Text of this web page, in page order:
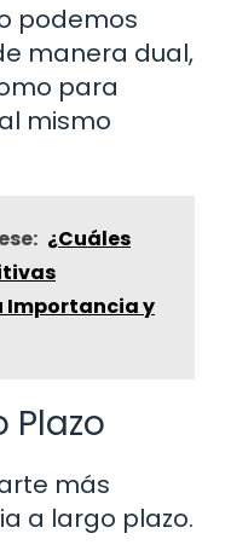
podemos
manera dual,
para
mismo
¿Cuáles
Importancia y
Plazo
más
a largo plazo.